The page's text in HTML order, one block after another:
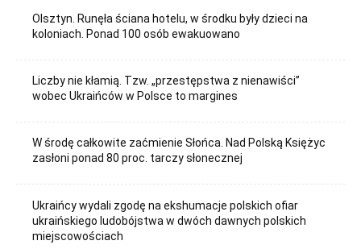
Olsztyn. Runęła ściana hotelu, w środku były dzieci na
koloniach. Ponad 100 osób ewakuowano
Liczby nie kłamią. Tzw. „przestępstwa z nienawiści”
wobec Ukraińców w Polsce to margines
W środę całkowite zaćmienie Słońca. Nad Polską Księżyc
zasłoni ponad 80 proc. tarczy słonecznej
Ukraińcy wydali zgodę na ekshumacje polskich ofiar
ukraińskiego ludobójstwa w dwóch dawnych polskich
miejscowościach